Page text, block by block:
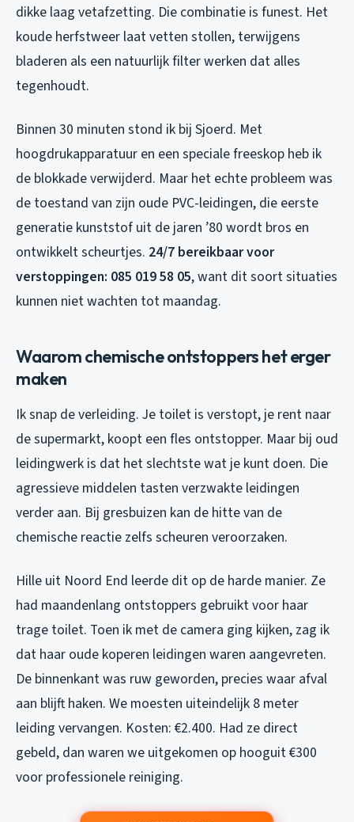
dikke laag vetafzetting. Die combinatie is funest. Het
koude herfstweer laat vetten stollen, terwijgens
bladeren als een natuurlijk filter werken dat alles
tegenhoudt.
Binnen 30 minuten stond ik bij Sjoerd. Met
hoogdrukapparatuur en een speciale freeskop heb ik
de blokkade verwijderd. Maar het echte probleem was
de toestand van zijn oude PVC-leidingen, die eerste
generatie kunststof uit de jaren ’80 wordt bros en
ontwikkelt scheurtjes. 24/7 bereikbaar voor
verstoppingen: 085 019 58 05, want dit soort situaties
kunnen niet wachten tot maandag.
Waarom chemische ontstoppers het erger
maken
Ik snap de verleiding. Je toilet is verstopt, je rent naar
de supermarkt, koopt een fles ontstopper. Maar bij oud
leidingwerk is dat het slechtste wat je kunt doen. Die
agressieve middelen tasten verzwakte leidingen
verder aan. Bij gresbuizen kan de hitte van de
chemische reactie zelfs scheuren veroorzaken.
Hille uit Noord End leerde dit op de harde manier. Ze
had maandenlang ontstoppers gebruikt voor haar
trage toilet. Toen ik met de camera ging kijken, zag ik
dat haar oude koperen leidingen waren aangevreten.
De binnenkant was ruw geworden, precies waar afval
aan blijft haken. We moesten uiteindelijk 8 meter
leiding vervangen. Kosten: €2.400. Had ze direct
gebeld, dan waren we uitgekomen op hooguit €300
voor professionele reiniging.